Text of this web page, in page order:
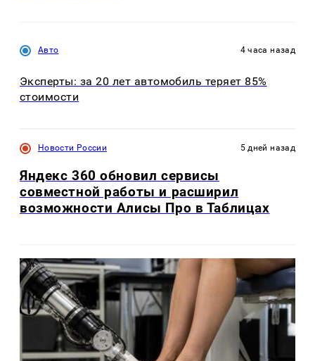
Авто 4 часа назад
Эксперты: за 20 лет автомобиль теряет 85%
стоимости
Новости России 5 дней назад
Яндекс 360 обновил сервисы
совместной работы и расширил
возможности Алисы Про в Таблицах